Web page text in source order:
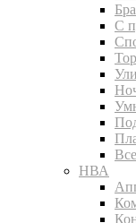
Бра
С
НВА